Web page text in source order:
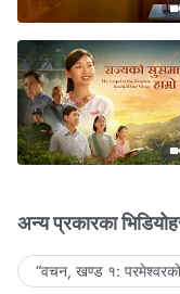
अन्य प्रकारका
“वचन, खण्ड १: परमेश्‍वरको